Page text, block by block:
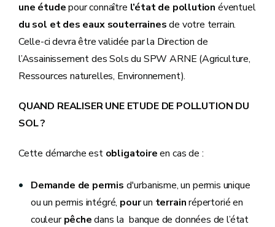
une étudepour connaître l’état de pollution éventuel
du sol et des eaux souterrainesde votre terrain.
Celle-ci devra être validée par la Direction de
l’Assainissement des Sols du SPW ARNE (Agriculture,
Ressources naturelles, Environnement).
QUAND REALISER UNE ETUDE DE POLLUTION DU
SOL ?
Cette démarche est obligatoireen cas de :
Demande de permis d'urbanisme, un permis unique
ou un permis intégré, pourun terrainrépertorié en
couleurpêchedans la banque de données de l’état